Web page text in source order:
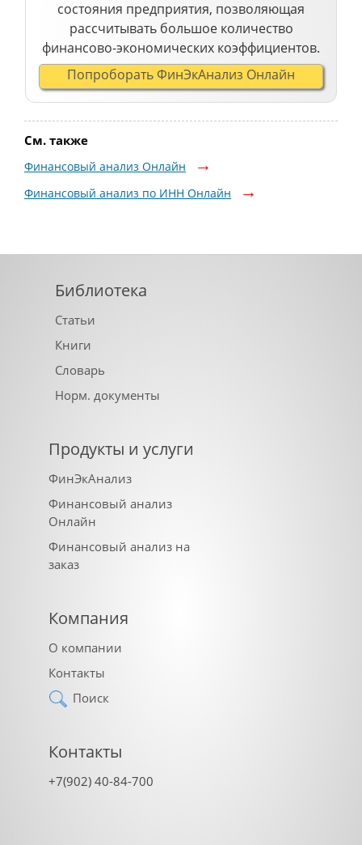
состояния предприятия, позволяющая
рассчитывать большое количество
финансово-экономических коэффициентов.
Попроборать ФинЭкАнализ Онлайн
См. также
Финансовый анализ Онлайн
Финансовый анализ по ИНН Онлайн
Библиотека
Статьи
Книги
Словарь
Норм. документы
Продукты и услуги
ФинЭкАнализ
Финансовый анализ
Онлайн
Финансовый анализ на
заказ
Компания
О компании
Контакты
Поиск
Контакты
+7(902) 40-84-700